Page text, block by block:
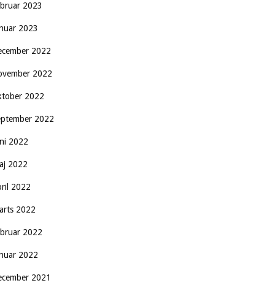
2023
2023
2022
2022
2022
2022
2022
2022
2022
2022
2022
2022
2021